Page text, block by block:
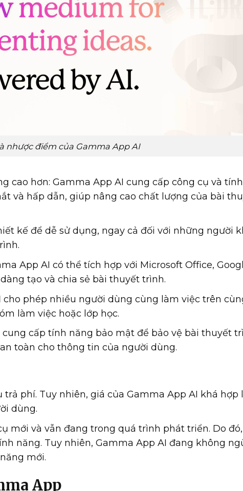
nhược điểm của Gamma App AI
cao hơn: Gamma App AI cung cấp công cụ và
và hấp dẫn, giúp nâng cao chất lượng của bài
kế để dễ sử dụng, ngay cả đối với những người
App AI có thể tích hợp với Microsoft Office,
tạo và chia sẻ bài thuyết trình.
cho phép nhiều người dùng cùng làm việc trên
làm việc hoặc lớp học.
cấp tính năng bảo mật để bảo vệ bài thuyết
toàn cho thông tin của người dùng.
phí. Tuy nhiên, giá của Gamma App AI khá hợp
dùng.
mới và vẫn đang trong quá trình phát triển. Do
năng. Tuy nhiên, Gamma App AI đang không
mới.
App